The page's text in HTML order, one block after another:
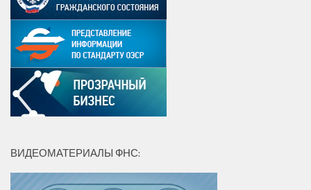
ВИДЕОМАТЕРИАЛЫ ФНС: